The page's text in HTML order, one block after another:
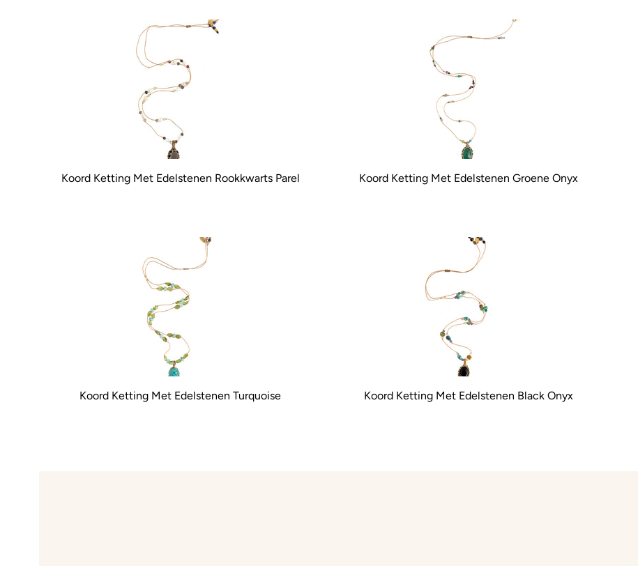
Koord Ketting Met Edelstenen Rookkwarts Parel Koord Ketting Met Edelstenen Groene Onyx
Koord Ketting Met Edelstenen Turquoise Koord Ketting Met Edelstenen Black Onyx